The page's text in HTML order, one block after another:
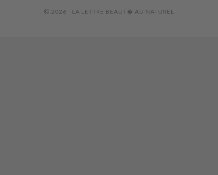
2026 - LA LETTRE BEAUT� AU NATUREL